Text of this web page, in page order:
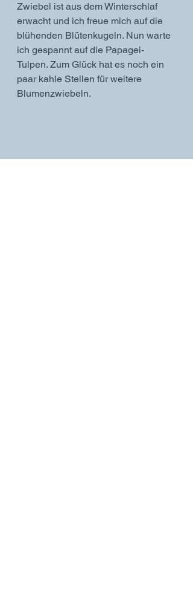
Zwiebel ist aus dem Winterschlaf
erwacht und ich freue mich auf die
blühenden Blütenkugeln. Nun warte
ich gespannt auf die Papagei-
Tulpen. Zum Glück hat es noch ein
paar kahle Stellen für weitere
Blumenzwiebeln.